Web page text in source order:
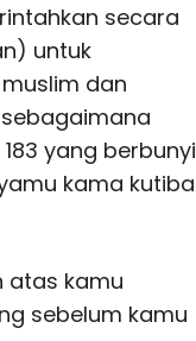
secara
untuk
dan
yang berbunyi
kama kutiba
atas kamu
sebelum kamu